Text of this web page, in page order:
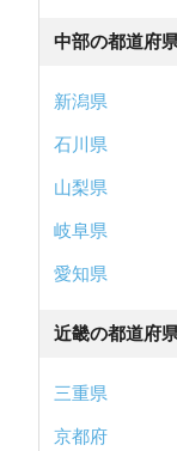
中部の都道府
新潟県
石川県
山梨県
岐阜県
愛知県
近畿の都道府
三重県
京都府